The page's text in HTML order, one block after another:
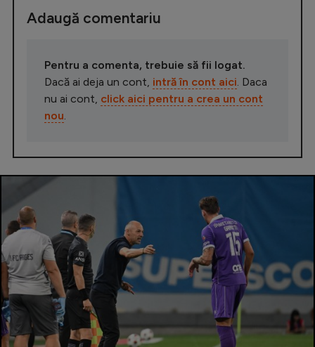
Adaugă comentariu
Pentru a comenta, trebuie să fii logat.
Dacă ai deja un cont, intră în cont aici. Daca
nu ai cont, click aici pentru a crea un cont
nou.